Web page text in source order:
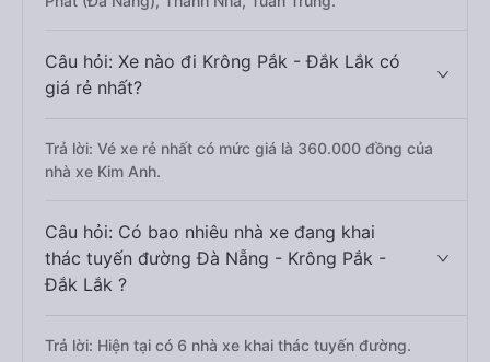
Câu hỏi: Xe nào đi Krông Pắk - Đắk Lắk có
giá rẻ nhất?
Trả lời: Vé xe rẻ nhất có mức giá là 360.000 đồng của
nhà xe Kim Anh.
Câu hỏi: Có bao nhiêu nhà xe đang khai
thác tuyến đường Đà Nẵng - Krông Pắk -
Đắk Lắk ?
Trả lời: Hiện tại có 6 nhà xe khai thác tuyến đường.